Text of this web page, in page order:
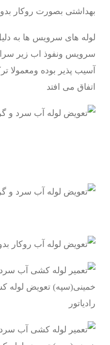
بهداشتی بصورت روکار
لوله های سرویس ها به
سرویس ونفوذ اب زیر
آسیب پذیر بوده ومعمولا
اتفاق می افتد